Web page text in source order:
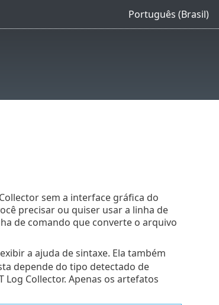
Português (Brasil)
sem a interface gráfica do
precisar ou quiser usar a linha de
de comando que converte o arquivo
a ajuda de sintaxe. Ela também
depende do tipo detectado de
Log Collector. Apenas os artefatos